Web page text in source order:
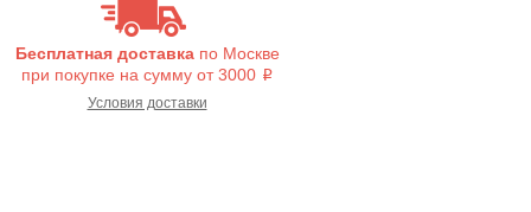
Бесплатная доставкапо Москве
при покупке на сумму от 3000 i
Условия доставки